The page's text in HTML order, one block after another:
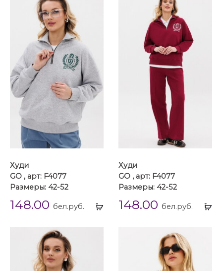
Выбрать
Худи
GO , арт: F4077
Размеры: 42-52
148.00 бел.руб.
Худи
GO , арт: F4077
Размеры: 42-52
148.00 бел.руб.